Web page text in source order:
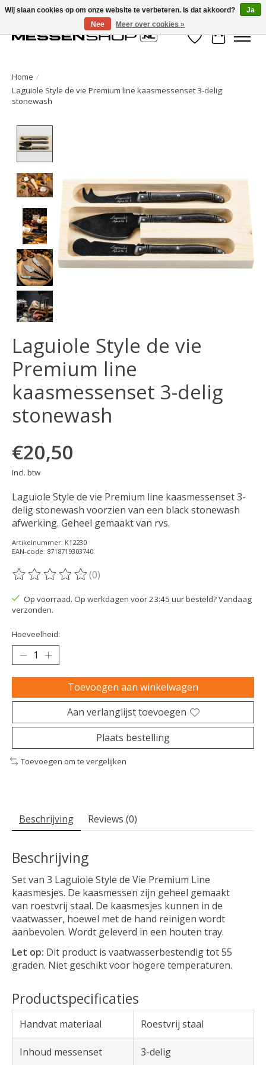
Verlanglijst
Home /
Laguiole Style de vie Premium line kaasmessenset 3-delig
stonewash
Laguiole Style de vie
Premium line
kaasmessenset 3-delig
stonewash
€20,50
Incl. btw
Laguiole Style de vie Premium line kaasmessenset 3-
delig stonewash voorzien van een black stonewash
afwerking. Geheel gemaakt van rvs.
Artikelnummer: K12230
EAN-code: 8718719303740
De beoordeling van dit product is
(0)
Op voorraad. Op werkdagen voor 23:45 uur besteld? Vandaag
verzonden.
Hoeveelheid:
Toevoegen aan winkelwagen
Aan verlanglijst toevoegen
Plaats bestelling
Toevoegen om te vergelijken
Beschrijving Reviews (0)
Beschrijving
Set van 3 Laguiole Style de Vie Premium Line
kaasmesjes. De kaasmessen zijn geheel gemaakt
van roestvrij staal. De kaasmesjes kunnen in de
vaatwasser, hoewel met de hand reinigen wordt
aanbevolen. Wordt geleverd in een houten tray.
Let op: Dit product is vaatwasserbestendig tot 55
graden. Niet geschikt voor hogere temperaturen.
Productspecificaties
Handvat materiaal Roestvrij staal
Inhoud messenset 3-delig
Wij slaan cookies op om onze website te verbeteren. Is dat akkoord?
Ja
Nee
Meer over cookies »